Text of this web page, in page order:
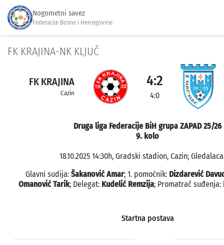
Nogometni savez
Federacije Bosne i Hercegovine
FK KRAJINA-NK KLJUČ
FK KRAJINA
Cazin
4:2
4:0
Druga liga Federacije BiH grupa ZAPAD 25/26
9. kolo
18.10.2025 14:30h, Gradski stadion, Cazin;
Glavni sudija: Šakanović Amar; 1. pomoćnik: Dizdarević
Omanović Tarik; Delegat: Kudelić Remzija; Promatrač suđenja:
Startna postava